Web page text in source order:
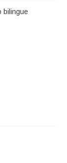
bilingue